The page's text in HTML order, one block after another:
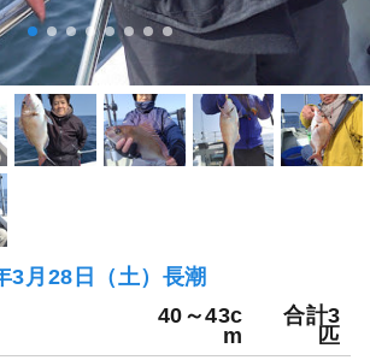
3月28日（土）長潮
40～43c
m
合計3
匹